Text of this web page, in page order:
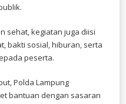
sehat, kegiatan juga diisi
bakti sosial, hiburan, serta
peserta.
Polda Lampung
bantuan dengan sasaran